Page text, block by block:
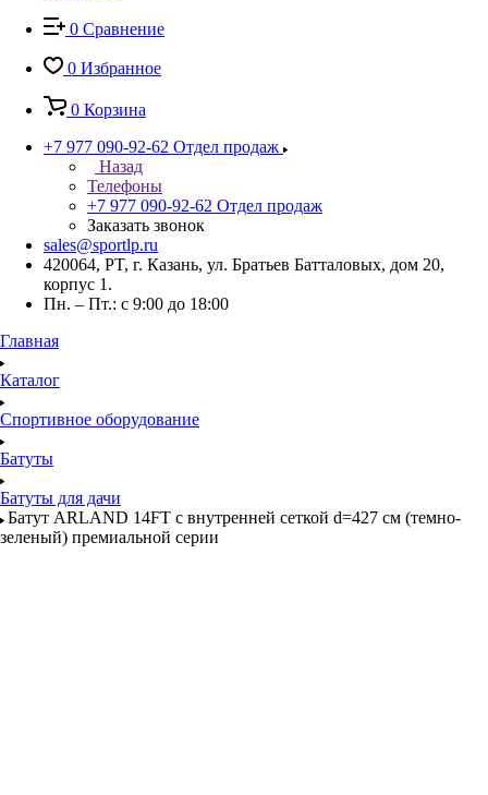
0 Сравнение
0 Избранное
0 Корзина
+7 977 090-92-62 Отдел продаж
Назад
Телефоны
+7 977 090-92-62 Отдел продаж
Заказать звонок
sales@sportlp.ru
420064, PT, г. Казань, ул. Братьев Батталовых, дом 20,
корпус 1.
Пн. – Пт.: с 9:00 до 18:00
Главная
Каталог
Спортивное оборудование
Батуты
Батуты для дачи
Батут ARLAND 14FT с внутренней сеткой d=427 см (темно-
зеленый) премиальной серии